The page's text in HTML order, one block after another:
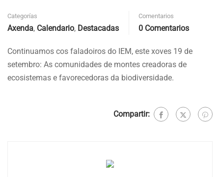
Categorías
Axenda, Calendario, Destacadas
Comentarios
0 Comentarios
Continuamos cos faladoiros do IEM, este xoves 19 de
setembro: As comunidades de montes creadoras de
ecosistemas e favorecedoras da biodiversidade.
Compartir: